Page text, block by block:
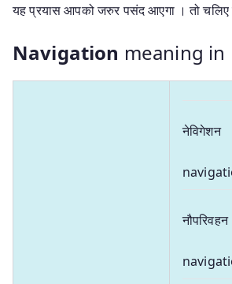
यह प्रयास आपको जरुर पसंद आएगा । तो चलिए
Navigation meaning in
नेविगेशन
नौपरिवहन